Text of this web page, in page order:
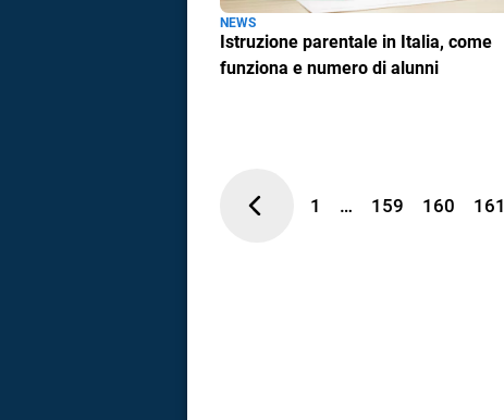
NEWS
Istruzione parentale in Italia, come
funziona e numero di alunni
1 … 159 160 161